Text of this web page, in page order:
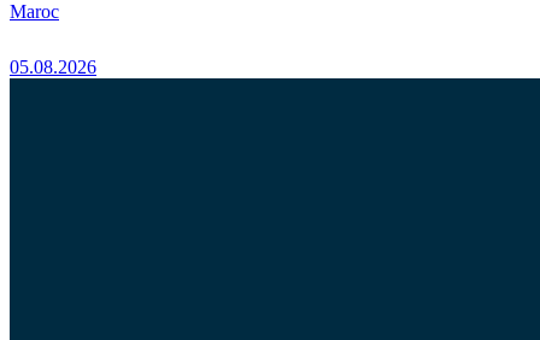
Maroc
05.08.2026